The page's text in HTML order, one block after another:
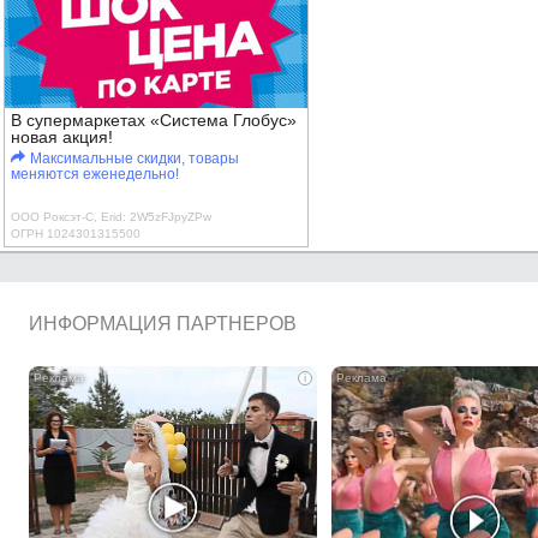
В супермаркетах «Система Глобус»
новая акция!
Максимальные скидки, товары
меняются еженедельно!
ООО Роксэт-С, Erid: 2W5zFJpyZPw
ОГРН 1024301315500
ИНФОРМАЦИЯ ПАРТНЕРОВ
i